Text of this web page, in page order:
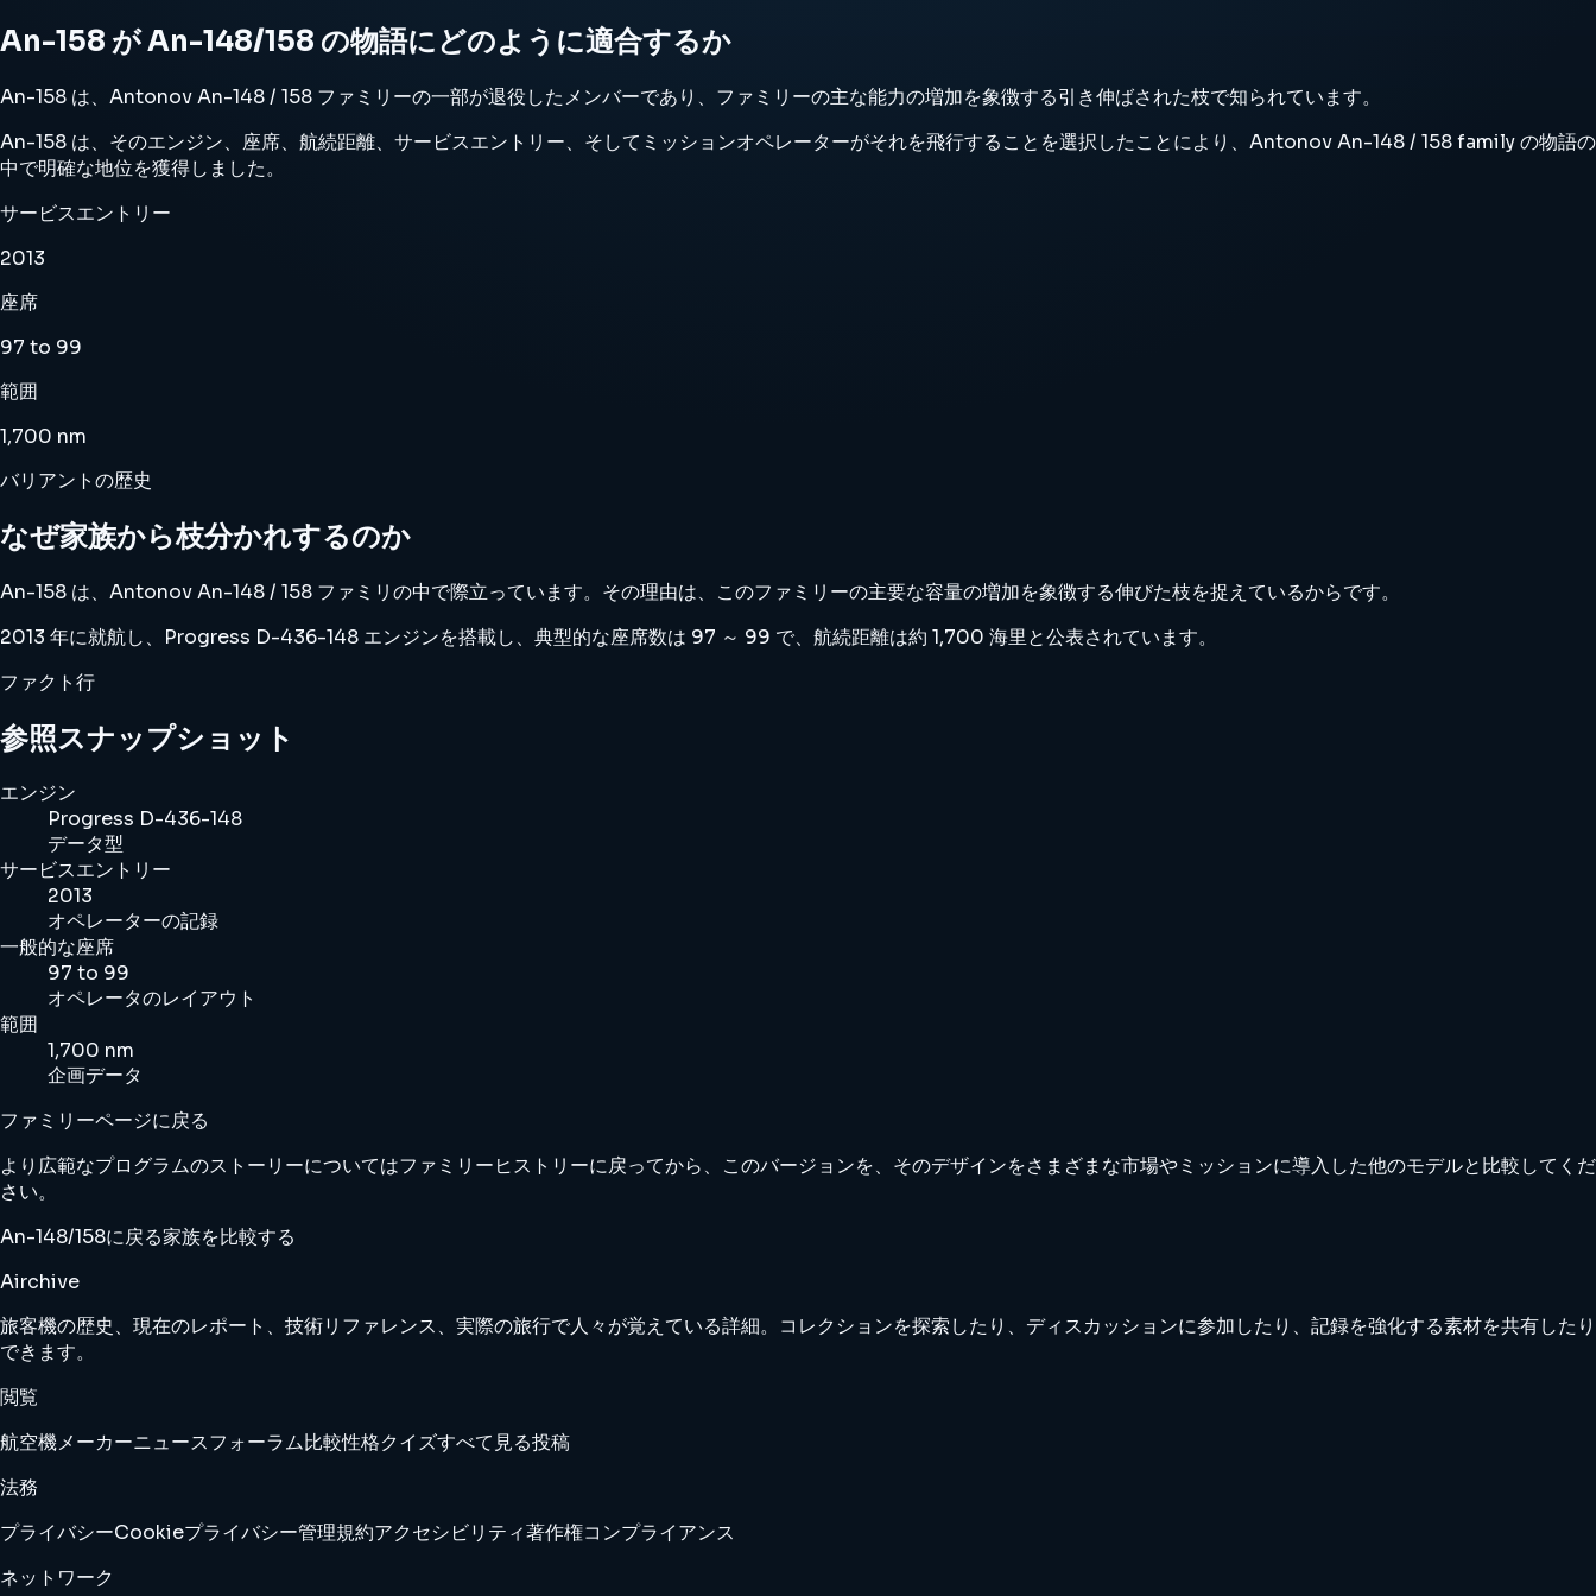
An-158 が An-148/158 の物語にどのように適合するか
An-158 は、Antonov An-148 / 158 ファミリーの一部が退役したメンバーであり、ファミリーの主な能力の増加を象徴する引き伸ばされた枝で知られています。
An-158 は、そのエンジン、座席、航続距離、サービスエントリー、そしてミッションオペレーターがそれを飛行することを選択したことにより、Antonov An-148 / 158 family の物語の
中で明確な地位を獲得しました。
サービスエントリー
2013
座席
97 to 99
範囲
1,700 nm
バリアントの歴史
なぜ家族から枝分かれするのか
An-158 は、Antonov An-148 / 158 ファミリの中で際立っています。その理由は、このファミリーの主要な容量の増加を象徴する伸びた枝を捉えているからです。
2013 年に就航し、Progress D-436-148 エンジンを搭載し、典型的な座席数は 97 ～ 99 で、航続距離は約 1,700 海里と公表されています。
ファクト行
参照スナップショット
エンジン
Progress D-436-148
データ型
サービスエントリー
2013
オペレーターの記録
一般的な座席
97 to 99
オペレータのレイアウト
範囲
1,700 nm
企画データ
ファミリーページに戻る
より広範なプログラムのストーリーについてはファミリーヒストリーに戻ってから、このバージョンを、そのデザインをさまざまな市場やミッションに導入した他のモデルと比較してくだ
さい。
An-148/158に戻る家族を比較する
Airchive
旅客機の歴史、現在のレポート、技術リファレンス、実際の旅行で人々が覚えている詳細。コレクションを探索したり、ディスカッションに参加したり、記録を強化する素材を共有したり
できます。
閲覧
航空機メーカーニュースフォーラム比較性格クイズすべて見る投稿
法務
プライバシーCookieプライバシー管理規約アクセシビリティ著作権コンプライアンス
ネットワーク